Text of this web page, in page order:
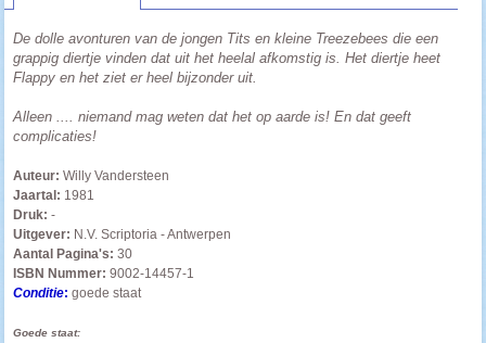
De dolle avonturen van de jongen Tits en kleine Treezebees die een
grappig diertje vinden dat uit het heelal afkomstig is. Het diertje heet
Flappy en het ziet er heel bijzonder uit.
Alleen .... niemand mag weten dat het op aarde is! En dat geeft
complicaties!
Auteur:Willy Vandersteen
Jaartal: 1981
Druk: -
Uitgever: N.V. Scriptoria - Antwerpen
Aantal Pagina's: 30
ISBN Nummer: 9002-14457-1
Conditie: goede staat
Goede staat: